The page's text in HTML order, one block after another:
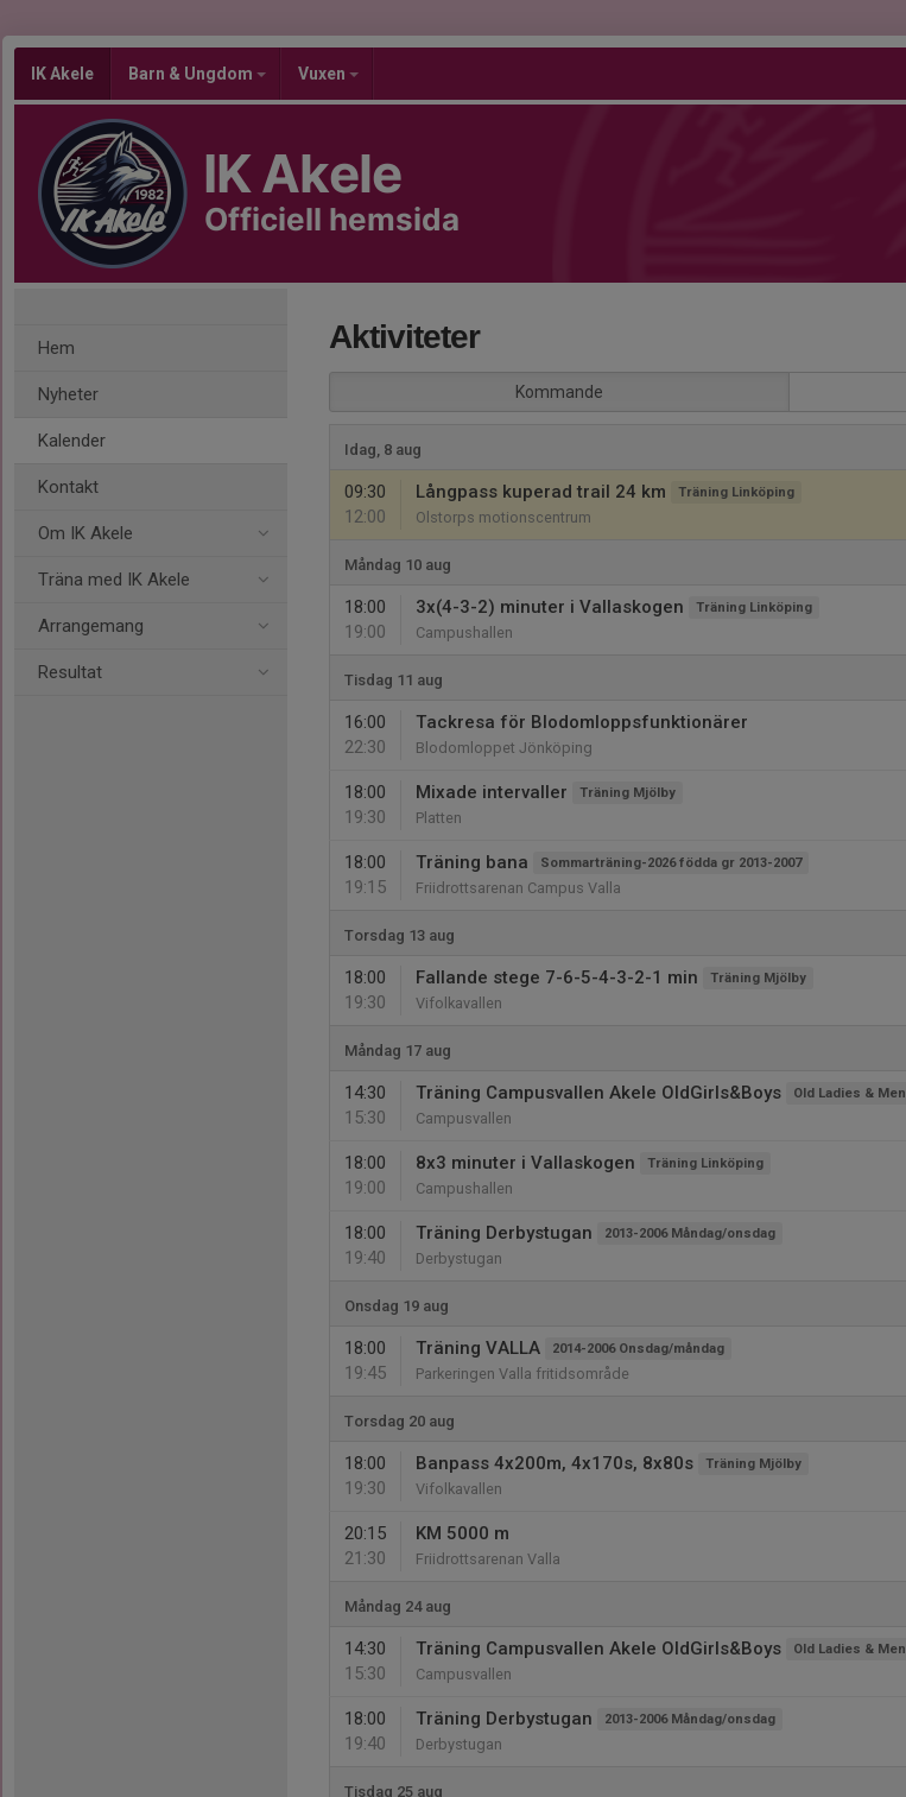
IK Akele Barn & Ungdom Vuxen
IK Akele
Officiell hemsida
Hem
Nyheter
Kalender
Kontakt
Om IK Akele
Träna med IK Akele
Arrangemang
Resultat
Aktiviteter
Kommande
Idag, 8 aug
09:30
12:00
Långpass kuperad trail 24 km Träning Linköping
Olstorps motionscentrum
Måndag 10 aug
18:00
19:00
3x(4-3-2) minuter i Vallaskogen Träning Linköping
Campushallen
Tisdag 11 aug
16:00
22:30
Tackresa för Blodomloppsfunktionärer
Blodomloppet Jönköping
18:00
19:30
Mixade intervaller Träning Mjölby
Platten
18:00
19:15
Träning bana Sommarträning-2026 födda gr 2013-2007
Friidrottsarenan Campus Valla
Torsdag 13 aug
18:00
19:30
Fallande stege 7-6-5-4-3-2-1 min Träning Mjölby
Vifolkavallen
Måndag 17 aug
14:30
15:30
Träning Campusvallen Akele OldGirls&Boys Old Ladies & Men
Campusvallen
18:00
19:00
8x3 minuter i Vallaskogen Träning Linköping
Campushallen
18:00
19:40
Träning Derbystugan 2013-2006 Måndag/onsdag
Derbystugan
Onsdag 19 aug
18:00
19:45
Träning VALLA 2014-2006 Onsdag/måndag
Parkeringen Valla fritidsområde
Torsdag 20 aug
18:00
19:30
Banpass 4x200m, 4x170s, 8x80s Träning Mjölby
Vifolkavallen
20:15
21:30
KM 5000 m
Friidrottsarenan Valla
Måndag 24 aug
14:30
15:30
Träning Campusvallen Akele OldGirls&Boys Old Ladies & Men
Campusvallen
18:00
19:40
Träning Derbystugan 2013-2006 Måndag/onsdag
Derbystugan
Tisdag 25 aug